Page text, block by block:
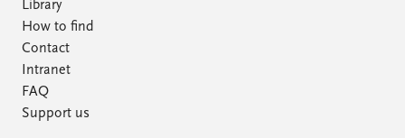
Library
How to find
Contact
Intranet
FAQ
Support us